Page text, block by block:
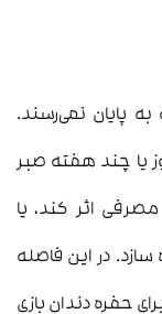
پایان نمی‌رسند.
یا چند هفته صبر
اثر کند، یا
سازد. در این فاصله
حفره دندان بازی